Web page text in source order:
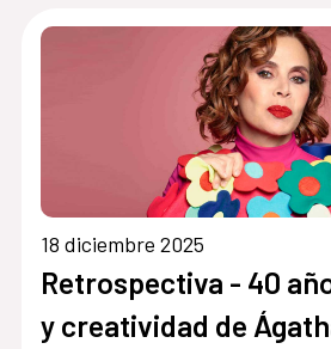
18 diciembre 2025
Retrospectiva - 40
y creatividad de